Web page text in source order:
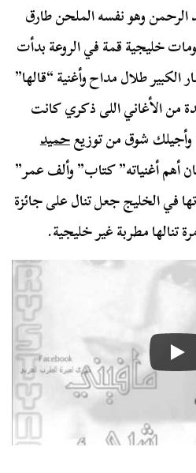
الرحمن وهو نفسه الملحن طارق
خليجية قمة في الروعة بدأت
الكبير طلال مداح وأغنية “قالها”
من الأغاني اللى ذكري كانت
وأجيلك شوق من توزيعحميد
أهم أغنياته” كتاب” وألف عمر”
في الخليج جعل تنال على جائزة
تنالها مطربة غير خليجية.